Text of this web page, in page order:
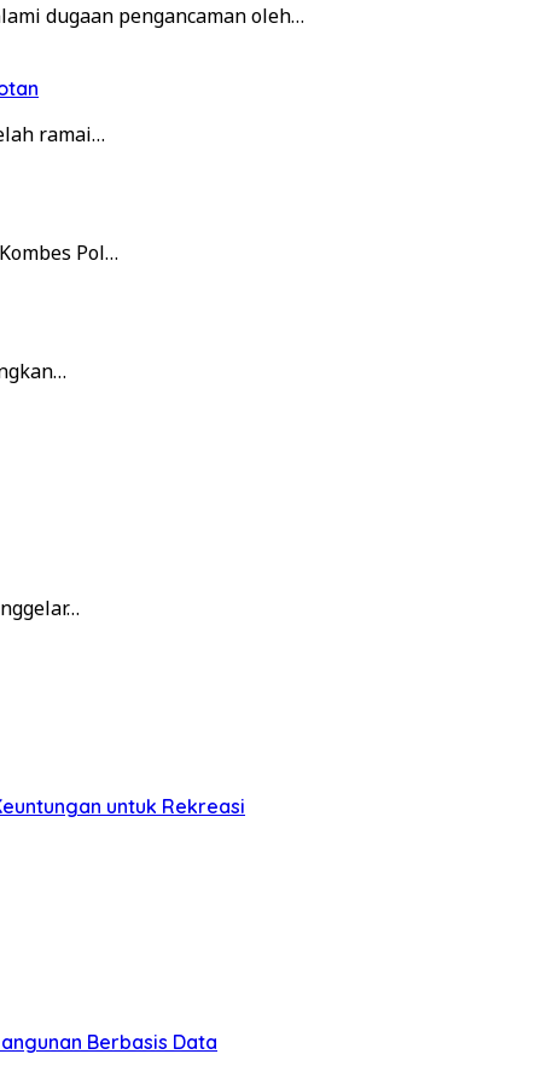
dugaan pengancaman oleh…
ramai…
Pol…
untuk Rekreasi
Berbasis Data